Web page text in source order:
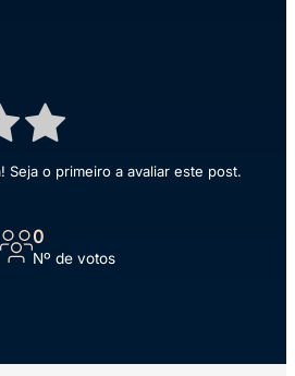
Seja o primeiro a avaliar este post.
0
Nº de votos